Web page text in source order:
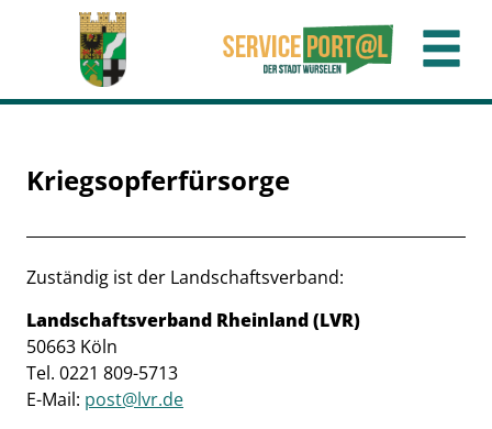
Zum Hauptinhalt springen
Zum Header
Zum Hauptinhalt
Zum Footer
Kriegsopferfürsorge
Beschreibung
Zuständig ist der Landschaftsverband:
Landschaftsverband Rheinland (LVR)
50663 Köln
Tel. 0221 809-5713
E-Mail: post@lvr.de